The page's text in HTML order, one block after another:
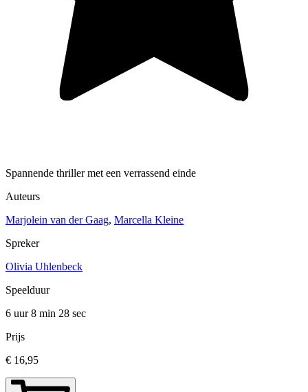
Spannende thriller met een verrassend einde
Auteurs
Marjolein van der Gaag, Marcella Kleine
Spreker
Olivia Uhlenbeck
Speelduur
6 uur 8 min 28 sec
Prijs
€ 16,95